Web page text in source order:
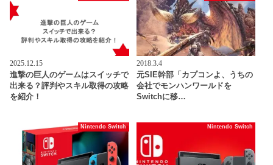
2025.12.15
進撃の巨人のゲームはスイッチで
出来る？評判やスキル取得の攻略
を紹介！
2018.3.4
元SIE幹部「カプコンよ、うちの
会社でモンハンワールドを
Switchに移…
Nintendo Switch Nintendo Switch